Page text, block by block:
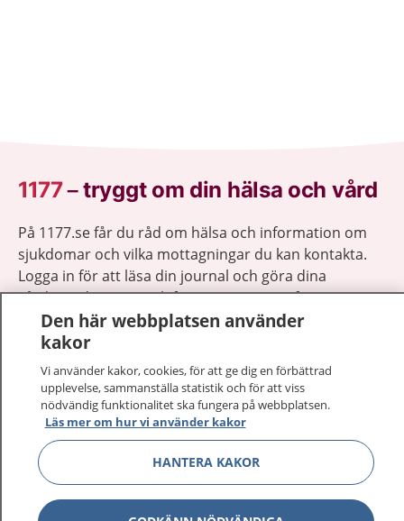
1177–tryggt om din hälsa och vård
På 1177.se får du råd om hälsa och information om
sjukdomar och vilka mottagningar du kan kontakta.
Logga in för att läsa din journal och göra dina
vårdärenden. Ring telefonnummer 1177 för
sjukvårdsrådgivning dygnet runt.
1177 ger dig råd när du vill må bättre.
1177 på flera språk Visa
Om 1177 Visa
Den här webbplatsen använder
kakor
Vi använder kakor, cookies, för att ge dig en förbättrad
upplevelse, sammanställa statistik och för att viss
nödvändig funktionalitet ska fungera på webbplatsen.
Läs mer om hur vi använder kakor
HANTERA KAKOR